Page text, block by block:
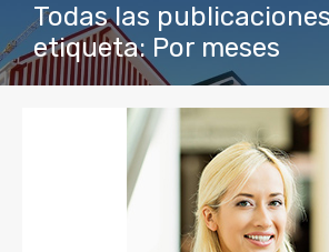
Todas las
etiqueta: Por meses